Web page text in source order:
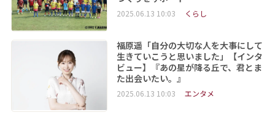
2025.06.13 10:03 くらし
福原遥「自分の大切な人を大事にして
生きていこうと思いました」【インタ
ビュー】『あの星が降る丘で、君とま
た出会いたい。』
2025.06.13 10:03 エンタメ